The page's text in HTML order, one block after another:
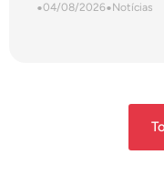
•04/08/2026•Notícias